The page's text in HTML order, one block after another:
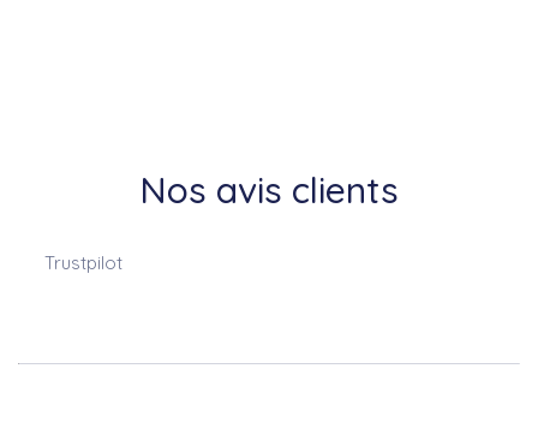
Nos avis clients
Trustpilot